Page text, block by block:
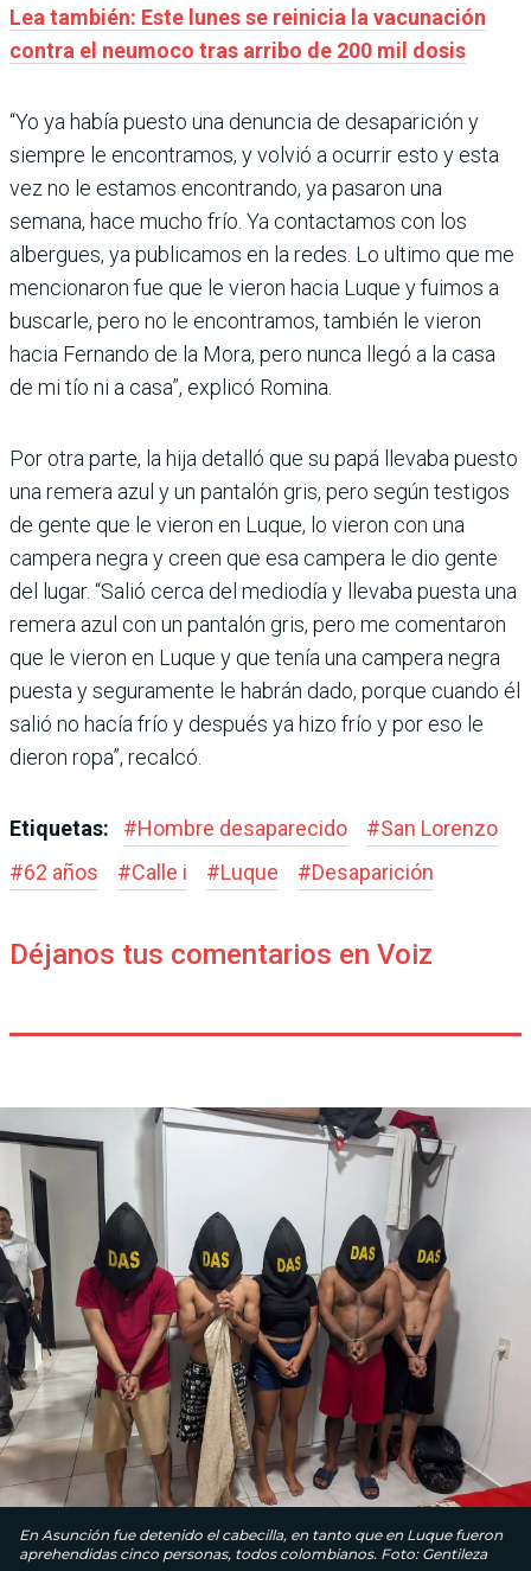
Lea también: Este lunes se reinicia la vacunación
contra el neumoco tras arribo de 200 mil dosis
“Yo ya había puesto una denuncia de desaparición y
siempre le encontramos, y volvió a ocurrir esto y esta
vez no le estamos encontrando, ya pasaron una
semana, hace mucho frío. Ya contactamos con los
albergues, ya publicamos en la redes. Lo ultimo que me
mencionaron fue que le vieron hacia Luque y fuimos a
buscarle, pero no le encontramos, también le vieron
hacia Fernando de la Mora, pero nunca llegó a la casa
de mi tío ni a casa”, explicó Romina.
Por otra parte, la hija detalló que su papá llevaba puesto
una remera azul y un pantalón gris, pero según testigos
de gente que le vieron en Luque, lo vieron con una
campera negra y creen que esa campera le dio gente
del lugar. “Salió cerca del mediodía y llevaba puesta una
remera azul con un pantalón gris, pero me comentaron
que le vieron en Luque y que tenía una campera negra
puesta y seguramente le habrán dado, porque cuando él
salió no hacía frío y después ya hizo frío y por eso le
dieron ropa”, recalcó.
Etiquetas: #Hombre desaparecido #San Lorenzo
#62 años #Calle i #Luque #Desaparición
Déjanos tus comentarios en Voiz
En Asunción fue detenido el cabecilla, en tanto que en Luque fueron
aprehendidas cinco personas, todos colombianos. Foto: Gentileza